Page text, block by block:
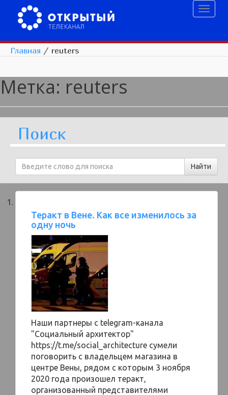
Главная / reuters
Метка: reuters
Поиск
Теракт в Вене. Как все изменилось за
одну ночь
Наши партнеры с telegram-канала
"Социальный архитектор"
https://t.me/social_architecture сумели
поговорить с владельцем магазина в
центре Вены, рядом с которым 3 ноября
2020 года произошел теракт,
организованный представителями